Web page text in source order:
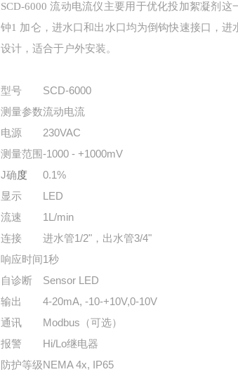
SCD-6000 流动电流仪主要用于优化投加絮凝剂
钟1 加仑，进水口和出水口均为倒钩快速接口，进
设计，适合于户外安装。
型号
SCD-6000
测量参数流动电流
电源
230VAC
测量范围-1000 - +1000mV
J确度
0.1%
显示
LED
流速
1L/min
连接
进水管1/2"，出水管3/4"
响应时间1秒
自诊断
Sensor LED
输出
4-20mA, -10-+10V,0-10V
通讯
Modbus（可选）
报警
Hi/Lo继电器
防护等级NEMA 4x, IP65